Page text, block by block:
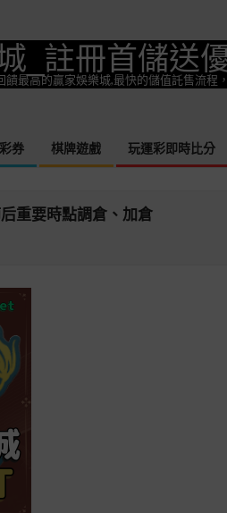
_註冊首儲送
最高的贏家娛樂城,最快的儲值託售流
Primary
券 棋牌遊戲 玩運彩即時比分
重要時點調倉、加倉